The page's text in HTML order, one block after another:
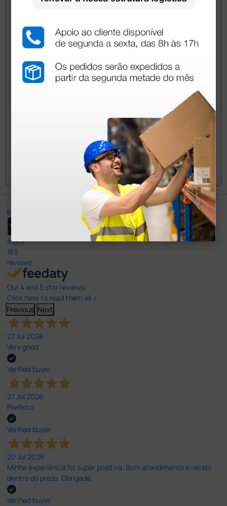
Pergunte a um colega
esclarecimentos? Envie agora a sua questão aos
colegas que já adquiriram este produto.
Envie a sua questão
Excellent
4,8/5
165
reviews
Our 4 and 5 star reviews.
Click here to read them all >
Previous Next
27 Jul 2026
Very good
Verified buyer
27 Jul 2026
Prefeito
Verified buyer
20 Jul 2026
Minha experiência foi super positiva. Bom atendimento e recebi
dentro do prazo. Obrigada.
Verified buyer